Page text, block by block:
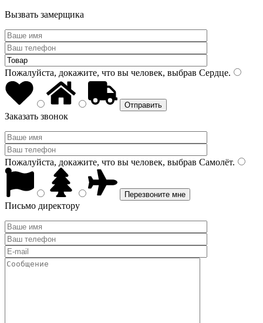
Вызвать замерщика
Пожалуйста, докажите, что вы человек, выбрав Сердце.
Заказать звонок
Пожалуйста, докажите, что вы человек, выбрав Самолёт.
Письмо директору